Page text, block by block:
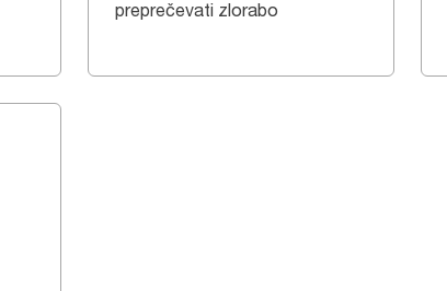
preprečevati zlorabo